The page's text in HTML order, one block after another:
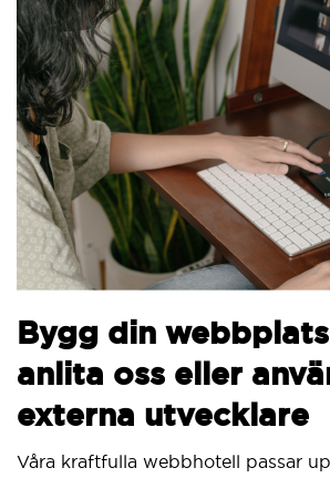
Bygg din
anlita oss eller
externa utvecklare
Våra kraftfulla webbhotell passar